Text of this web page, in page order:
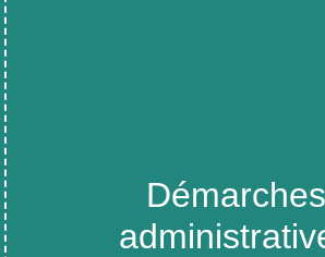
Démarches